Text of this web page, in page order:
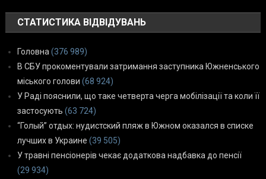
СТАТИСТИКА ВІДВІДУВАНЬ
Головна(376 989)
В СБУ прокоментували затримання заступника Южненського
міського голови (68 924)
У Раді пояснили, що таке четверта черга мобілізації та коли її
застосують (63 724)
“Голый” отдых: нудистский пляж в Южном оказался в списке
лучших в Украине (39 505)
У травні пенсіонерів чекає додаткова надбавка до пенсії
(29 934)